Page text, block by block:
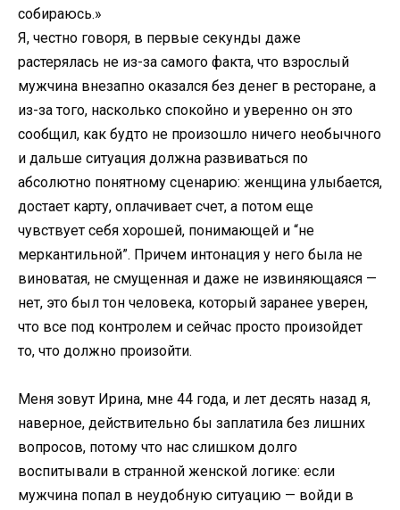
собираюсь.»
Я, честно говоря, в первые секунды даже
растерялась не из-за самого факта, что взрослый
мужчина внезапно оказался без денег в ресторане, а
из-за того, насколько спокойно и уверенно он это
сообщил, как будто не произошло ничего необычного
и дальше ситуация должна развиваться по
абсолютно понятному сценарию: женщина улыбается,
достает карту, оплачивает счет, а потом еще
чувствует себя хорошей, понимающей и “не
меркантильной”. Причем интонация у него была не
виноватая, не смущенная и даже не извиняющаяся —
нет, это был тон человека, который заранее уверен,
что все под контролем и сейчас просто произойдет
то, что должно произойти.
Меня зовут Ирина, мне 44 года, и лет десять назад я,
наверное, действительно бы заплатила без лишних
вопросов, потому что нас слишком долго
воспитывали в странной женской логике: если
мужчина попал в неудобную ситуацию — войди в